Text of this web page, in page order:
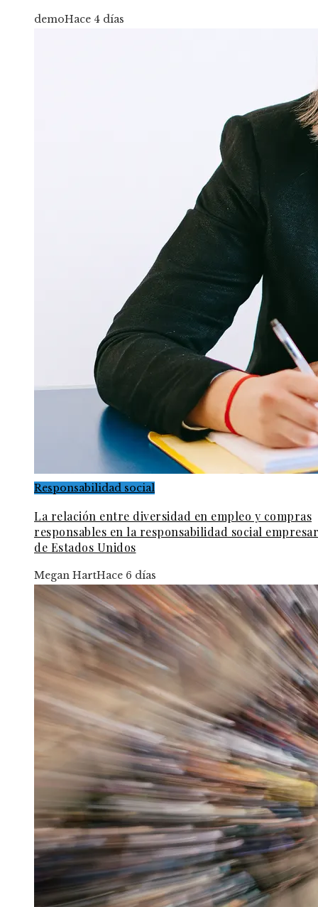
demoHace 4 días
Responsabilidad social
La relación entre diversidad en empleo y compras
responsables en la responsabilidad social
de Estados Unidos
Megan HartHace 6 días